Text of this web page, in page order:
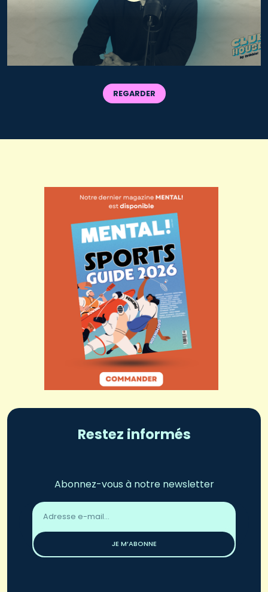
REGARDER
Restez informés
Abonnez-vous à notre newsletter
Adresse
email
JE M’ABONNE